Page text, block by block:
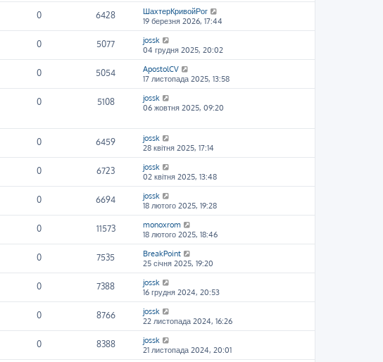
0 6428
ШахтерКривойРог
19 березня 2026, 17:44
0 5077
jossk
04 грудня 2025, 20:02
0 5054
ApostolCV
17 листопада 2025, 13:58
0 5108
jossk
06 жовтня 2025, 09:20
0 6459
jossk
28 квітня 2025, 17:14
0 6723
jossk
02 квітня 2025, 13:48
0 6694
jossk
18 лютого 2025, 19:28
0 11573
monoxrom
18 лютого 2025, 18:46
0 7535
BreakPoint
25 січня 2025, 19:20
0 7388
jossk
16 грудня 2024, 20:53
0 8766
jossk
22 листопада 2024, 16:26
0 8388
jossk
21 листопада 2024, 20:01